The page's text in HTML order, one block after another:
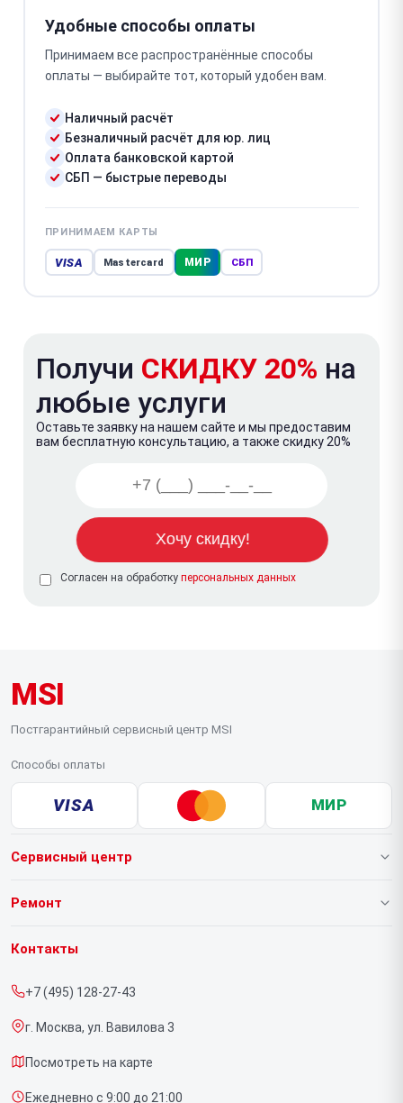
Удобные способы оплаты
Принимаем все распространённые способы
оплаты — выбирайте тот, который удобен вам.
Наличный расчёт
Безналичный расчёт для юр. лиц
Оплата банковской картой
СБП — быстрые переводы
ПРИНИМАЕМ КАРТЫ
VISA Mastercard МИР СБП
Получи СКИДКУ 20% на
любые услуги
Оставьте заявку на нашем сайте и мы предоставим
вам бесплатную консультацию, а также скидку 20%
Согласен на обработку персональных данных
MSI
Постгарантийный сервисный центр MSI
Способы оплаты
VISA МИР
Сервисный центр
О нашем сервисе
Срочный ремонт
Доставка и способы оплаты
Диагностика
Ремонт
Ноутбуков
Контакты
+7 (495) 128-27-43
г. Москва, ул. Вавилова 3
Посмотреть на карте
Ежедневно с 9:00 до 21:00